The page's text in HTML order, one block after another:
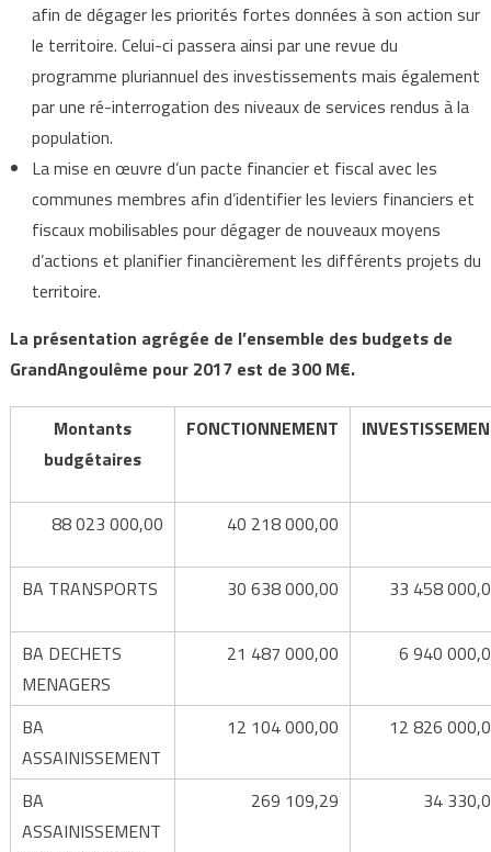
afin de dégager les priorités fortes données à son action sur
le territoire. Celui-ci passera ainsi par une revue du
programme pluriannuel des investissements mais également
par une ré-interrogation des niveaux de services rendus à la
population.
La mise en œuvre d’un pacte financier et fiscal avec les
communes membres afin d’identifier les leviers financiers et
fiscaux mobilisables pour dégager de nouveaux moyens
d’actions et planifier financièrement les différents projets du
territoire.
La présentation agrégée de l’ensemble des budgets de
GrandAngoulême pour 2017 est de 300 M€.
Montants
budgétaires
FONCTIONNEMENT
88 023 000,00 40 218 000,00
BA TRANSPORTS 30 638 000,00 33 458
BA DECHETS
MENAGERS
21 487 000,00 6 940
BA
ASSAINISSEMENT
12 104 000,00 12 826
BA
ASSAINISSEMENT
269 109,29 34